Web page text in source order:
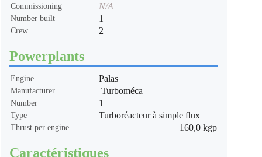
Commissioning N/A
Number built 1
Crew 2
Powerplants
Engine Palas
Manufacturer Turboméca
Number 1
Type Turboréacteur à simple flux
Thrust per engine 160,0 kgp
Caractéristiques